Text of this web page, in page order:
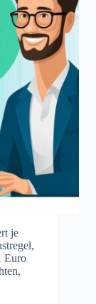
je
Euro